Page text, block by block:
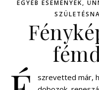
EGYÉB ESEMÉNYEK,
szrevetted már,